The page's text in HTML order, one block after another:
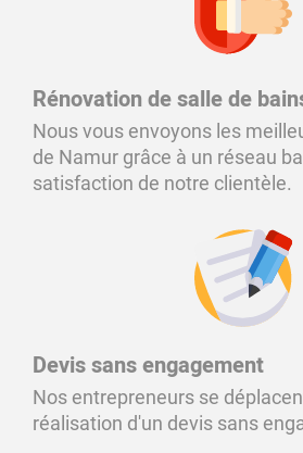
Rénovation de salle de
Nous vous envoyons les
de Namur grâce à un réseau
satisfaction de notre clientèle.
Devis sans engagement
Nos entrepreneurs se
réalisation d'un devis sans